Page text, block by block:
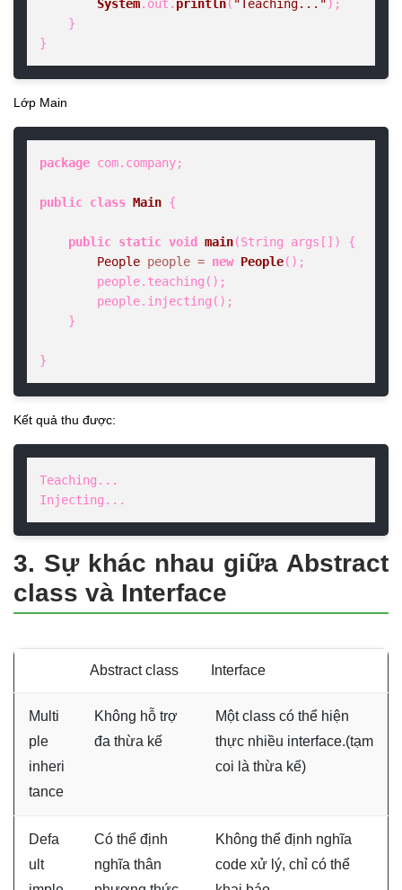
System. out . println( "Teaching...");
}
Lớp Main
package com.company;
public class Main {
public static void main(String args[])
{
People people = new People();
}
Kết quả thu được:
Teaching...
Injecting...
3. Sự khác nhau giữa Abstract
class và Interface
Abstract class Interface
Multi
ple
inheri
tance
Không hỗ trợ
đa thừa kế
Một class có thể hiện
thực nhiều interface.(tạm
coi là thừa kế)
Defa
ult
Có thể định
nghĩa thân
Không thể định nghĩa
code xử lý, chỉ có thể